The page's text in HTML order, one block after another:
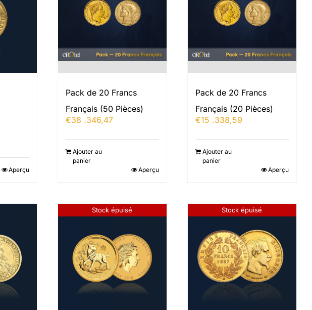
Aperçu
Pack de 20 Francs
Français (50 Pièces)
€38 .346,47
Ajouter au
panier
Aperçu
Pack de 20 Francs
Français (20 Pièces)
€15 .338,59
Ajouter au
panier
Aperçu
Stock épuisé Stock épuisé